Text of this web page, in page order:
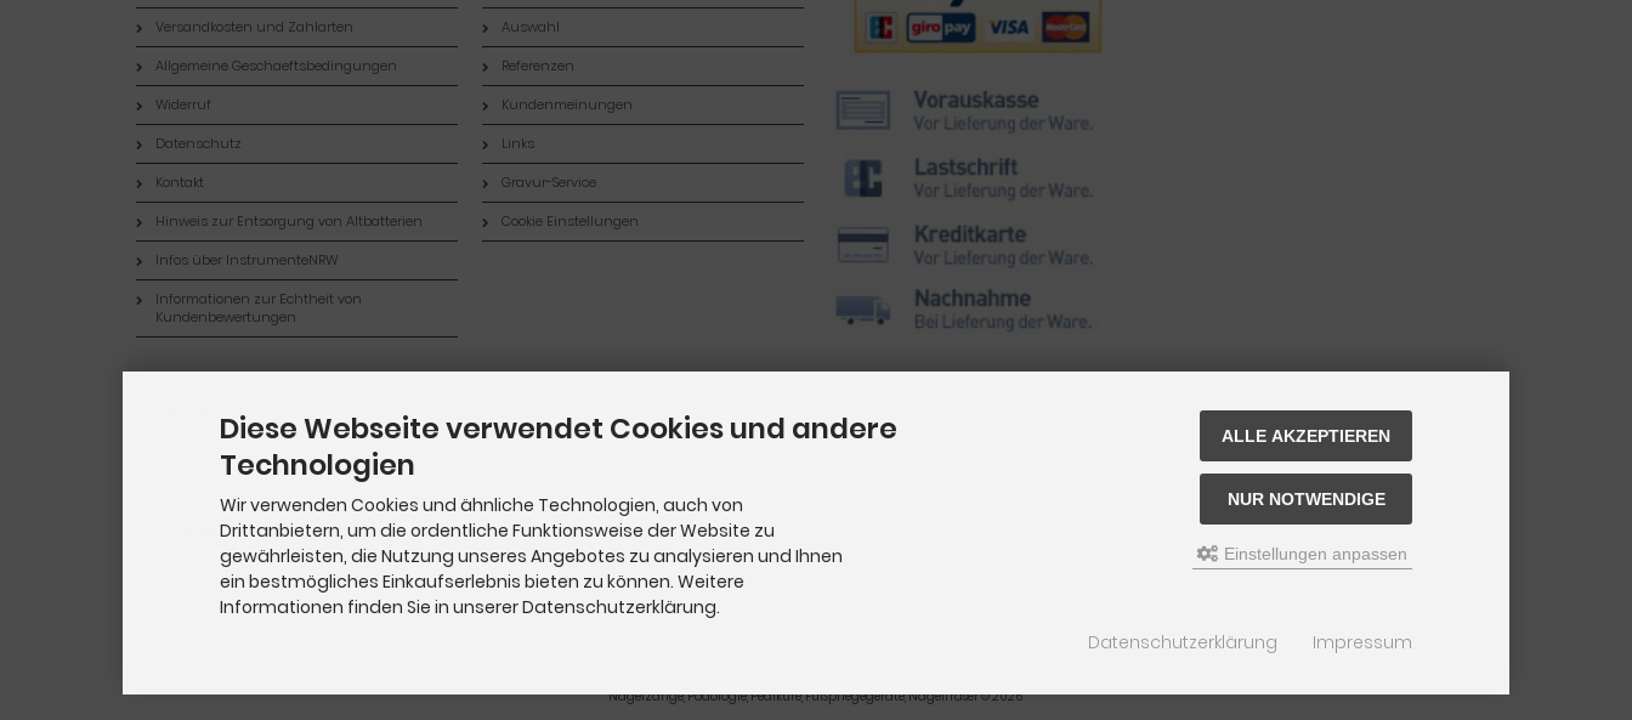
Versandkosten und Zahlarten
Allgemeine Geschaeftsbedingungen
Widerruf
Datenschutz
Kontakt
Hinweis zur Entsorgung von Altbatterien
Infos über InstrumenteNRW
Informationen zur Echtheit von
Kundenbewertungen
Auswahl
Referenzen
Kundenmeinungen
Links
Gravur-Service
Cookie Einstellungen
hier.
Nagelzange, Podologie, Pediküre, Fußpflegegeräte, Nagelfräser © 2026
Diese Webseite verwendet Cookies und andere
Technologien
Wir verwenden Cookies und ähnliche Technologien, auch von
Drittanbietern, um die ordentliche Funktionsweise der Website zu
gewährleisten, die Nutzung unseres Angebotes zu analysieren und Ihnen
ein bestmögliches Einkaufserlebnis bieten zu können. Weitere
Informationen finden Sie in unserer Datenschutzerklärung.
ALLE AKZEPTIEREN
NUR NOTWENDIGE
Einstellungen anpassen
Datenschutzerklärung Impressum